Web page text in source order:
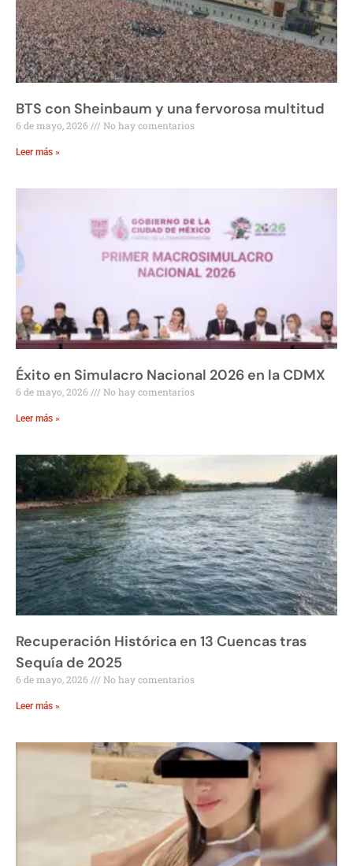
BTS con Sheinbaum y una fervorosa multitud
6 de mayo, 2026 No hay comentarios
Leer más »
Éxito en Simulacro Nacional 2026 en la CDMX
6 de mayo, 2026 No hay comentarios
Leer más »
Recuperación Histórica en 13 Cuencas tras
Sequía de 2025
6 de mayo, 2026 No hay comentarios
Leer más »